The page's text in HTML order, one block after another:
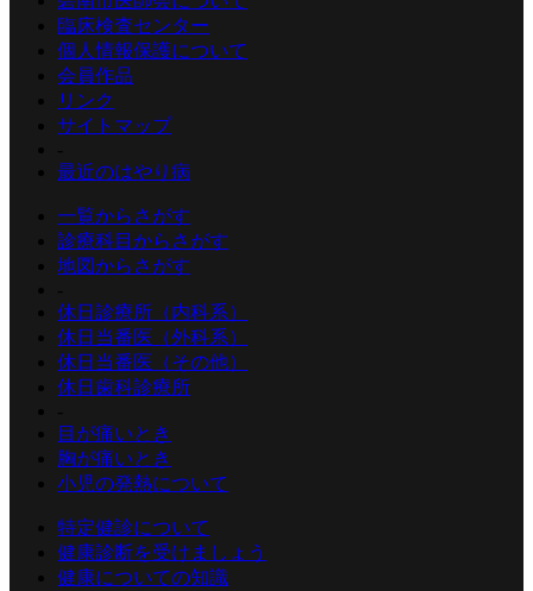
臨床検査センター
個人情報保護について
会員作品
リンク
サイトマップ
最近のはやり病
一覧からさがす
診療科目からさがす
地図からさがす
休日診療所（内科系）
休日当番医（外科系）
休日当番医（その他）
休日歯科診療所
目が痛いとき
胸が痛いとき
小児の発熱について
特定健診について
健康診断を受けましょう
健康についての知識